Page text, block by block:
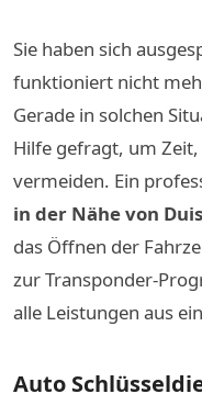
Sie haben sich
funktioniert nicht
Gerade in solchen
Hilfe gefragt, um
vermeiden. Ein
in der Nähe von
das Öffnen der
zur Transponder-
alle Leistungen aus
Auto